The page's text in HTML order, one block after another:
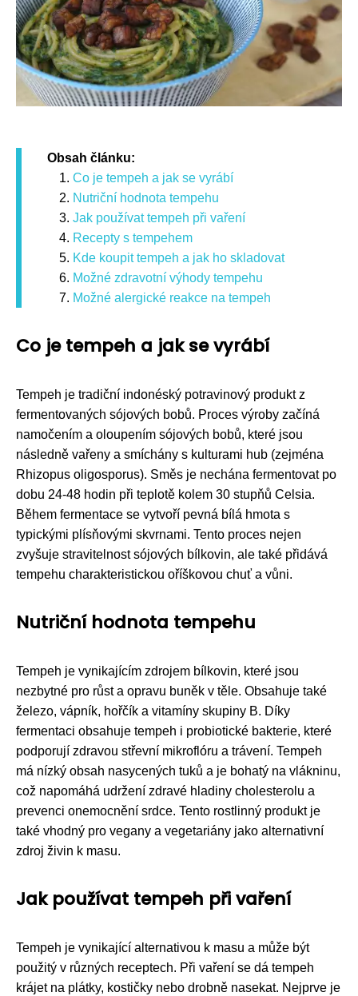
Obsah článku:
Co je tempeh a jak se vyrábí
Nutriční hodnota tempehu
Jak používat tempeh při vaření
Recepty s tempehem
Kde koupit tempeh a jak ho skladovat
Možné zdravotní výhody tempehu
Možné alergické reakce na tempeh
Co je tempeh a jak se vyrábí
Tempeh je tradiční indonéský potravinový produkt z
fermentovaných sójových bobů. Proces výroby začíná
namočením a oloupením sójových bobů, které jsou
následně vařeny a smíchány s kulturami hub (zejména
Rhizopus oligosporus). Směs je nechána fermentovat po
dobu 24-48 hodin při teplotě kolem 30 stupňů Celsia.
Během fermentace se vytvoří pevná bílá hmota s
typickými plísňovými skvrnami. Tento proces nejen
zvyšuje stravitelnost sójových bílkovin, ale také přidává
tempehu charakteristickou oříškovou chuť a vůni.
Nutriční hodnota tempehu
Tempeh je vynikajícím zdrojem bílkovin, které jsou
nezbytné pro růst a opravu buněk v těle. Obsahuje také
železo, vápník, hořčík a vitamíny skupiny B. Díky
fermentaci obsahuje tempeh i probiotické bakterie, které
podporují zdravou střevní mikroflóru a trávení. Tempeh
má nízký obsah nasycených tuků a je bohatý na vlákninu,
což napomáhá udržení zdravé hladiny cholesterolu a
prevenci onemocnění srdce. Tento rostlinný produkt je
také vhodný pro vegany a vegetariány jako alternativní
zdroj živin k masu.
Jak používat tempeh při vaření
Tempeh je vynikající alternativou k masu a může být
použitý v různých receptech. Při vaření se dá tempeh
krájet na plátky, kostičky nebo drobně nasekat. Nejprve je